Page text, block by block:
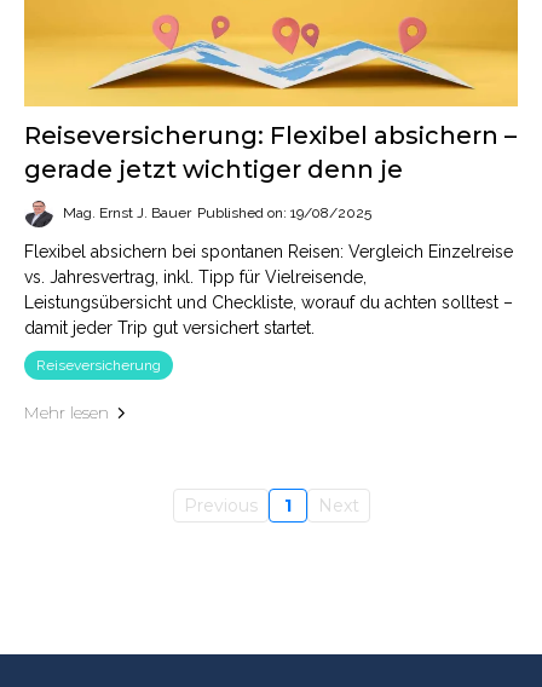
Reiseversicherung: Flexibel absichern –
gerade jetzt wichtiger denn je
Mag. Ernst J. Bauer Published on: 19/08/2025
Flexibel absichern bei spontanen Reisen: Vergleich Einzelreise
vs. Jahresvertrag, inkl. Tipp für Vielreisende,
Leistungsübersicht und Checkliste, worauf du achten solltest –
damit jeder Trip gut versichert startet.
Reiseversicherung
Mehr lesen
Previous 1 Next